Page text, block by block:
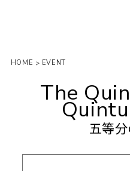
HOME > EVENT
The
五等